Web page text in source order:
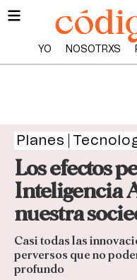
YO NOSOTRXS
Planes
Los efectos
Inteligencia
nuestra
Casi todas las
perversos que no
profundo